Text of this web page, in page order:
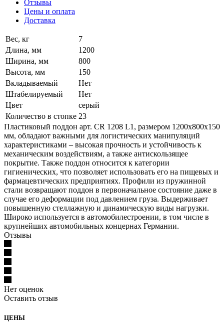
Отзывы
Цены и оплата
Доставка
Вес, кг
7
Длина, мм
1200
Ширина, мм
800
Высота, мм
150
Вкладываемый
Нет
Штабелируемый
Нет
Цвет
серый
Количество в стопке 23
Пластиковый поддон арт. CR 1208 L1, размером 1200х800х150
мм, обладают важными для логистических манипуляций
характеристиками – высокая прочность и устойчивость к
механическим воздействиям, а также антискользящее
покрытие. Также поддон относится к категории
гигиенических, что позволяет использовать его на пищевых и
фармацевтических предприятиях. Профили из пружинной
стали возвращают поддон в первоначальное состояние даже в
случае его деформации под давлением груза. Выдерживает
повышенную стеллажную и динамическую виды нагрузки.
Широко используется в автомобилестроении, в том числе в
крупнейших автомобильных концернах Германии.
Отзывы
Нет оценок
Оставить отзыв
ЦЕНЫ